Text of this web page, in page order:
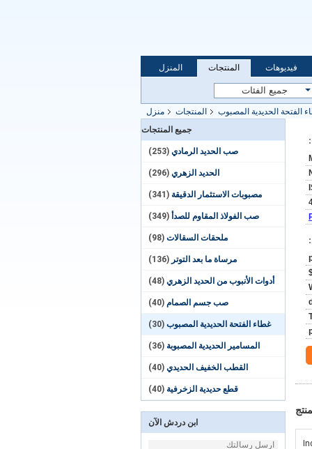
المنزل المنتجات فيديوهات
منزل المنتجات الفتحة الحديدية المصبوب
جميع المنتجات
صب الحديد الرمادي (253)
الحديد الزهري (296)
مصبوبات الاستثمار الدقيقة (341)
صب الفولاذ المقاوم للصدأ (349)
ملحقات السقالات (98)
مرساة ما بعد التوتر (136)
أدوات الأنبوب من الحديد الزهري (48)
صب جسم الصمام (40)
غطاء الفتحة الحديدية المصبوب (30)
المسامير الحديدية المصبوبة (36)
القطب الخفيف الحديدي (40)
قطع حديدية الزخرفية (40)
ابن دردش الآن